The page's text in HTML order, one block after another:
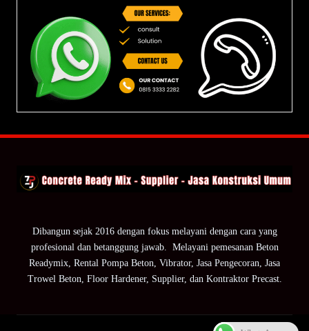
Dibangun sejak 2016 dengan fokus melayani dengan cara yang
profesional dan betanggung jawab. Melayani pemesanan Beton
Readymix, Rental Pompa Beton, Vibrator, Jasa Pengecoran, Jasa
Trowel Beton, Floor Hardener, Supplier, dan Kontraktor Precast.